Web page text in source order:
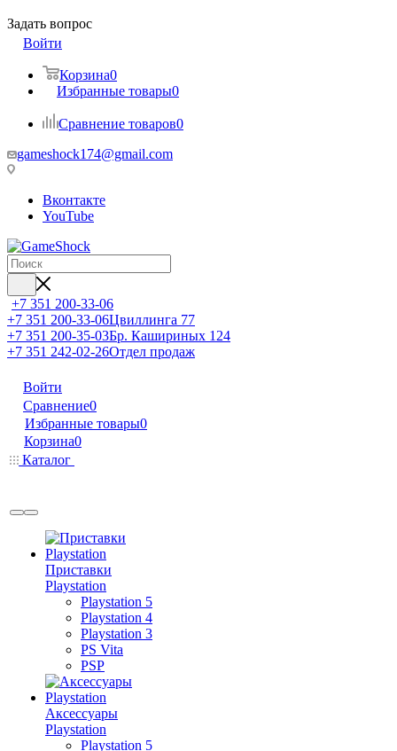
Задать вопрос
Войти
Корзина0
Избранные товары0
Сравнение товаров0
gameshock174@gmail.com
Вконтакте
YouTube
+7 351 200-33-06
+7 351 200-33-06Цвиллинга 77
+7 351 200-35-03Бр. Кашириных 124
+7 351 242-02-26Отдел продаж
Войти
Сравнение0
Избранные товары0
Корзина0
Каталог
Приставки
Playstation
Playstation 5
Playstation 4
Playstation 3
PS Vita
PSP
Аксессуары
Playstation
Playstation 5